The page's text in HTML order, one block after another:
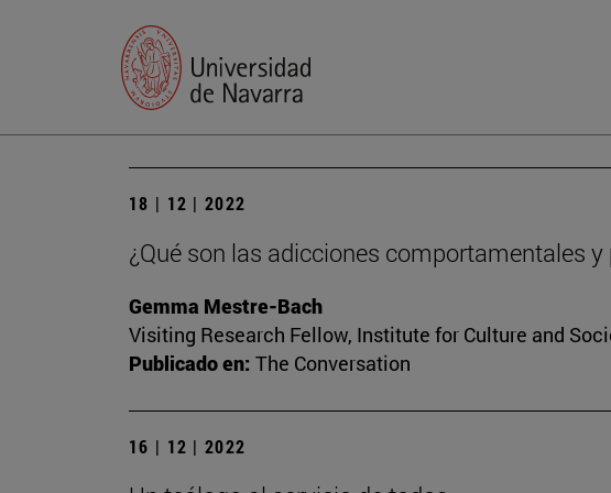
18 | 12 | 2022
¿Qué son las adicciones comportamentales
Gemma Mestre-Bach
Visiting Research Fellow, Institute for Culture and
Publicado en: The Conversation
16 | 12 | 2022